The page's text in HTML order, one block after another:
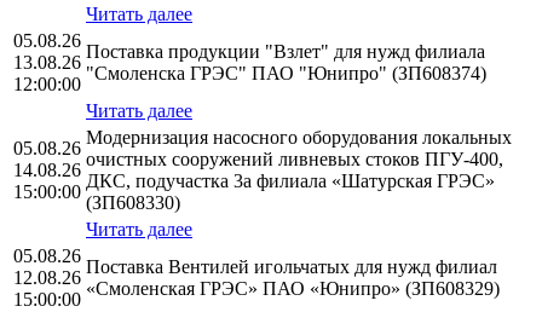
Читать далее
05.08.26
13.08.26
12:00:00
Поставка продукции "Взлет" для нужд филиала
"Смоленска ГРЭС" ПАО "Юнипро" (ЗП608374)
Читать далее
05.08.26
14.08.26
15:00:00
Модернизация насосного оборудования локальных
очистных сооружений ливневых стоков ПГУ-400,
ДКС, подучастка 3а филиала «Шатурская ГРЭС»
(ЗП608330)
Читать далее
05.08.26
12.08.26
15:00:00
Поставка Вентилей игольчатых для нужд филиал
«Смоленская ГРЭС» ПАО «Юнипро» (ЗП608329)